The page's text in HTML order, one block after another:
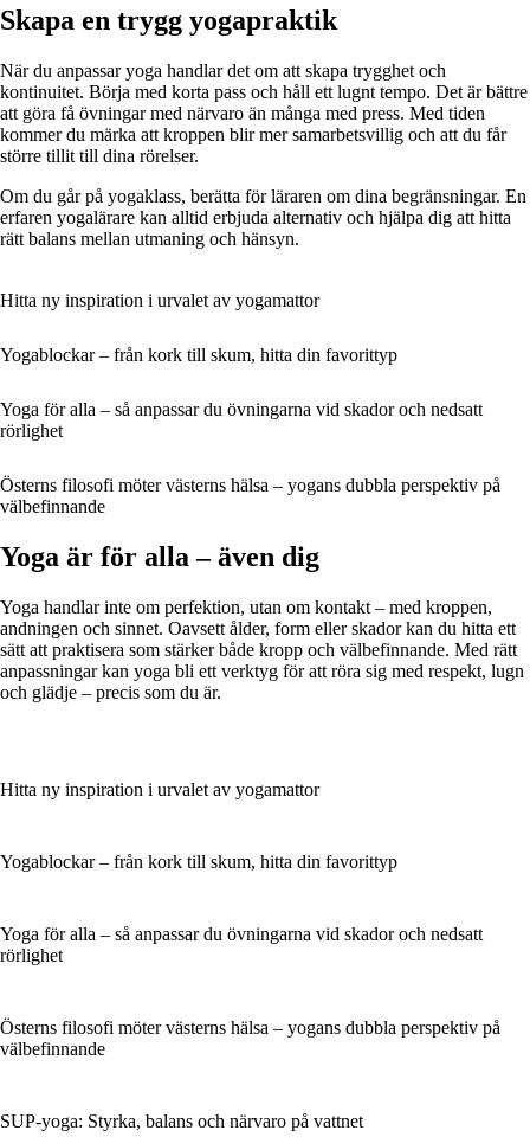
Skapa en trygg yogapraktik
När du anpassar yoga handlar det om att skapa trygghet och
kontinuitet. Börja med korta pass och håll ett lugnt tempo. Det är bättre
att göra få övningar med närvaro än många med press. Med tiden
kommer du märka att kroppen blir mer samarbetsvillig och att du får
större tillit till dina rörelser.
Om du går på yogaklass, berätta för läraren om dina begränsningar. En
erfaren yogalärare kan alltid erbjuda alternativ och hjälpa dig att hitta
rätt balans mellan utmaning och hänsyn.
Hitta ny inspiration i urvalet av yogamattor
Yogablockar – från kork till skum, hitta din favorittyp
Yoga för alla – så anpassar du övningarna vid skador och nedsatt
rörlighet
Österns filosofi möter västerns hälsa – yogans dubbla perspektiv på
välbefinnande
Yoga är för alla – även dig
Yoga handlar inte om perfektion, utan om kontakt – med kroppen,
andningen och sinnet. Oavsett ålder, form eller skador kan du hitta ett
sätt att praktisera som stärker både kropp och välbefinnande. Med rätt
anpassningar kan yoga bli ett verktyg för att röra sig med respekt, lugn
och glädje – precis som du är.
Hitta ny inspiration i urvalet av yogamattor
Yogablockar – från kork till skum, hitta din favorittyp
Yoga för alla – så anpassar du övningarna vid skador och nedsatt
rörlighet
Österns filosofi möter västerns hälsa – yogans dubbla perspektiv på
välbefinnande
SUP-yoga: Styrka, balans och närvaro på vattnet